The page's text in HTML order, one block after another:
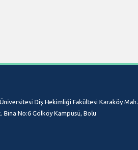
Diş Hekimliği Fakültesi Karaköy Mah.
Bina No:6 Gölköy Kampüsü, Bolu